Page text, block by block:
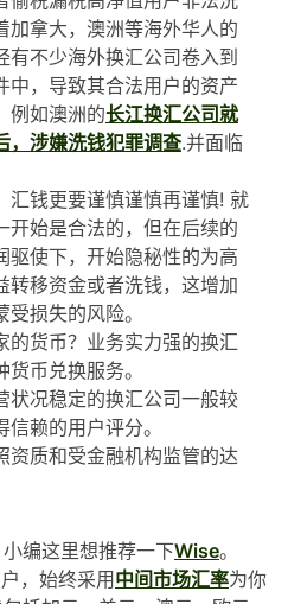
加拿大，澳洲等海外华人的
有不少海外换汇公司卷入到
中，导致其合法用户的资产
例如澳洲的长江换汇公司就
，涉嫌洗钱犯罪调查.并面临
汇钱更要谨慎谨慎再谨慎! 就
开始是合法的，但在后续的
驱使下，开始隐秘性的为高
转移资金或者洗钱，这增加
损失的风险。
的货币？业务实力强的换汇
币兑换服务。
状况稳定的换汇公司一般较
赖的用户评分。
资质和受金融机构监管的达
编这里想推荐一下Wise。
，始终采用 中间市场汇率为你